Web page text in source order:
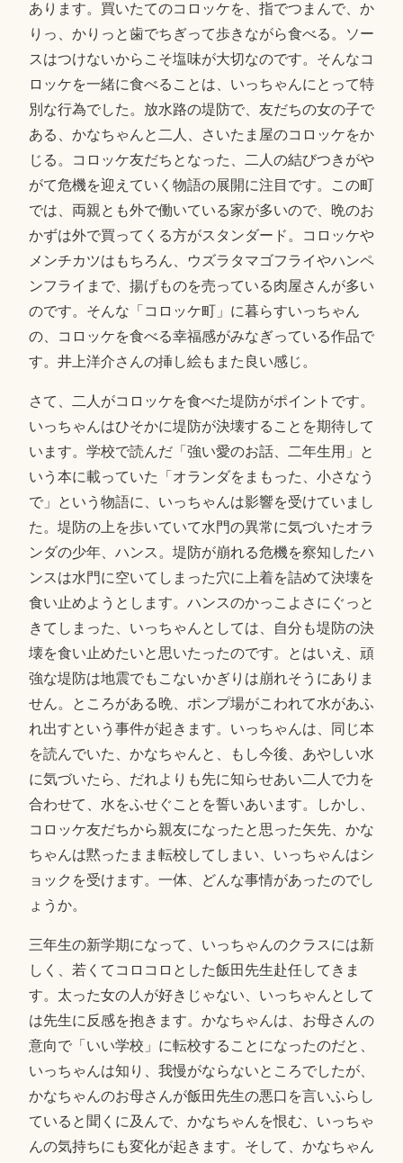
あります。買いたてのコロッケを、指でつまんで、か
りっ、かりっと歯でちぎって歩きながら食べる。ソー
スはつけないからこそ塩味が大切なのです。そんなコ
ロッケを一緒に食べることは、いっちゃんにとって特
別な行為でした。放水路の堤防で、友だちの女の子で
ある、かなちゃんと二人、さいたま屋のコロッケをか
じる。コロッケ友だちとなった、二人の結びつきがや
がて危機を迎えていく物語の展開に注目です。この町
では、両親とも外で働いている家が多いので、晩のお
かずは外で買ってくる方がスタンダード。コロッケや
メンチカツはもちろん、ウズラタマゴフライやハンペ
ンフライまで、揚げものを売っている肉屋さんが多い
のです。そんな「コロッケ町」に暮らすいっちゃん
の、コロッケを食べる幸福感がみなぎっている作品で
す。井上洋介さんの挿し絵もまた良い感じ。
さて、二人がコロッケを食べた堤防がポイントです。
いっちゃんはひそかに堤防が決壊することを期待して
います。学校で読んだ「強い愛のお話、二年生用」と
いう本に載っていた「オランダをまもった、小さなう
で」という物語に、いっちゃんは影響を受けていまし
た。堤防の上を歩いていて水門の異常に気づいたオラ
ンダの少年、ハンス。堤防が崩れる危機を察知したハ
ンスは水門に空いてしまった穴に上着を詰めて決壊を
食い止めようとします。ハンスのかっこよさにぐっと
きてしまった、いっちゃんとしては、自分も堤防の決
壊を食い止めたいと思いたったのです。とはいえ、頑
強な堤防は地震でもこないかぎりは崩れそうにありま
せん。ところがある晩、ポンプ場がこわれて水があふ
れ出すという事件が起きます。いっちゃんは、同じ本
を読んでいた、かなちゃんと、もし今後、あやしい水
に気づいたら、だれよりも先に知らせあい二人で力を
合わせて、水をふせぐことを誓いあいます。しかし、
コロッケ友だちから親友になったと思った矢先、かな
ちゃんは黙ったまま転校してしまい、いっちゃんはシ
ョックを受けます。一体、どんな事情があったのでし
ょうか。
三年生の新学期になって、いっちゃんのクラスには新
しく、若くてコロコロとした飯田先生赴任してきま
す。太った女の人が好きじゃない、いっちゃんとして
は先生に反感を抱きます。かなちゃんは、お母さんの
意向で「いい学校」に転校することになったのだと、
いっちゃんは知り、我慢がならないところでしたが、
かなちゃんのお母さんが飯田先生の悪口を言いふらし
ていると聞くに及んで、かなちゃんを恨む、いっちゃ
んの気持ちにも変化が起きます。そして、かなちゃん